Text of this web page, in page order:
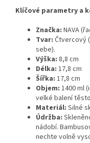
Klíčové parametry a
Značka: NAVA
Tvar: Čtvercový
sebe).
Výška: 8,8 cm
Délka: 17,8 cm
Šířka: 17,8 cm
Objem: 1400 ml
velké balení
Materiál: Silné
Údržba:
nádobí.
nechte volně